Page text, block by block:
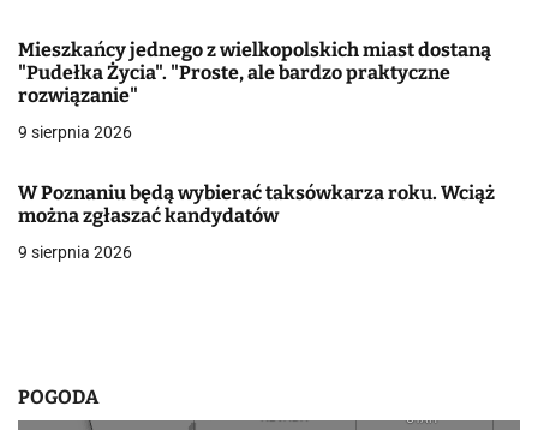
a
w
i
s
Mieszkańcy jednego z wielkopolskich miast dostaną
"Pudełka Życia". "Proste, ale bardzo praktyczne
rozwiązanie"
9 sierpnia 2026
W Poznaniu będą wybierać taksówkarza roku. Wciąż
można zgłaszać kandydatów
9 sierpnia 2026
POGODA